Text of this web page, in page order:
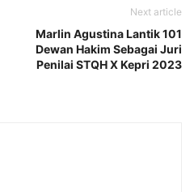
Next article
Marlin Agustina Lantik 101
Dewan Hakim Sebagai Juri
Penilai STQH X Kepri 2023